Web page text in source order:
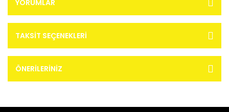
YORUMLAR
TAKSIT SEÇENEKLERI
ÖNERILERINIZ